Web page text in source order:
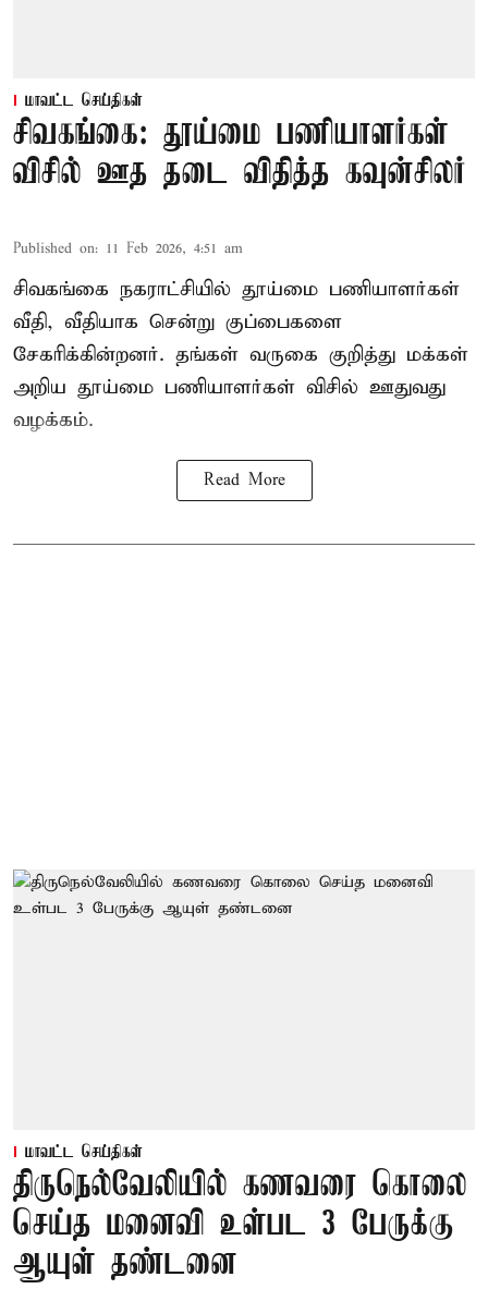
மாவட்ட செய்திகள்
சிவகங்கை: தூய்மை பணியாளர்கள்
விசில் ஊத தடை விதித்த கவுன்சிலர்
Published on: 11 Feb 2026, 4:51 am
சிவகங்கை நகராட்சியில் தூய்மை பணியாளர்கள்
வீதி, வீதியாக சென்று குப்பைகளை
சேகரிக்கின்றனர். தங்கள் வருகை குறித்து மக்கள்
அறிய தூய்மை பணியாளர்கள் விசில் ஊதுவது
வழக்கம்.
Read More
மாவட்ட செய்திகள்
திருநெல்வேலியில் கணவரை கொலை
செய்த மனைவி உள்பட 3 பேருக்கு
ஆயுள் தண்டனை